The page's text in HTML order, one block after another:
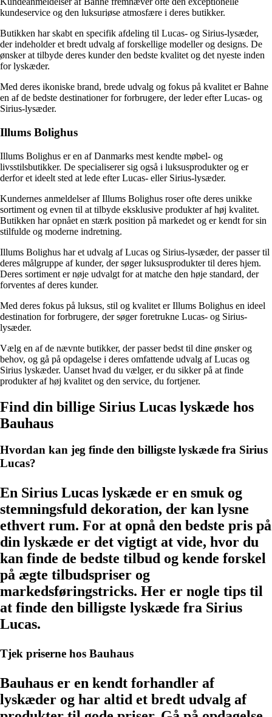
kundeservice og den luksuriøse atmosfære i deres butikker.
Butikken har skabt en specifik afdeling til Lucas- og Sirius-lysæder,
der indeholder et bredt udvalg af forskellige modeller og designs. De
ønsker at tilbyde deres kunder den bedste kvalitet og det nyeste inden
for lyskæder.
Med deres ikoniske brand, brede udvalg og fokus på kvalitet er Bahne
en af de bedste destinationer for forbrugere, der leder efter Lucas- og
Sirius-lysæder.
Illums Bolighus
Illums Bolighus er en af Danmarks mest kendte møbel- og
livsstilsbutikker. De specialiserer sig også i luksusprodukter og er
derfor et ideelt sted at lede efter Lucas- eller Sirius-lysæder.
Kundernes anmeldelser af Illums Bolighus roser ofte deres unikke
sortiment og evnen til at tilbyde eksklusive produkter af høj kvalitet.
Butikken har opnået en stærk position på markedet og er kendt for sin
stilfulde og moderne indretning.
Illums Bolighus har et udvalg af Lucas og Sirius-lysæder, der passer til
deres målgruppe af kunder, der søger luksusprodukter til deres hjem.
Deres sortiment er nøje udvalgt for at matche den høje standard, der
forventes af deres kunder.
Med deres fokus på luksus, stil og kvalitet er Illums Bolighus en ideel
destination for forbrugere, der søger foretrukne Lucas- og Sirius-
lysæder.
Vælg en af de nævnte butikker, der passer bedst til dine ønsker og
behov, og gå på opdagelse i deres omfattende udvalg af Lucas og
Sirius lyskæder. Uanset hvad du vælger, er du sikker på at finde
produkter af høj kvalitet og den service, du fortjener.
Find din billige Sirius Lucas lyskæde hos
Bauhaus
Hvordan kan jeg finde den billigste lyskæde fra Sirius
Lucas?
En Sirius Lucas lyskæde er en smuk og
stemningsfuld dekoration, der kan lysne
ethvert rum. For at opnå den bedste pris på
din lyskæde er det vigtigt at vide, hvor du
kan finde de bedste tilbud og kende forskel
på ægte tilbudspriser og
markedsføringstricks. Her er nogle tips til
at finde den billigste lyskæde fra Sirius
Lucas.
Tjek priserne hos Bauhaus
Bauhaus er en kendt forhandler af
lyskæder og har altid et bredt udvalg af